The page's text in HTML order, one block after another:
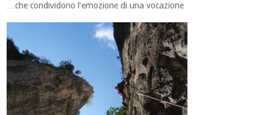
…che condividono l’emozione di una vocazione